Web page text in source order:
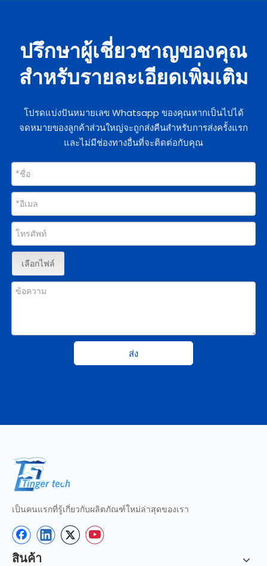
ปรึกษาผู้เชี่ยวชาญของคุณ
สำหรับรายละเอียดเพิ่มเติม
โปรดแบ่งปันหมายเลข Whatsapp ของคุณหากเป็นไปได้
จดหมายของลูกค้าส่วนใหญ่จะถูกส่งคืนสำหรับการส่งครั้งแรก
และไม่มีช่องทางอื่นที่จะติดต่อกับคุณ
เลือกไฟล์
ส่ง
เป็นคนแรกที่รู้เกี่ยวกับผลิตภัณฑ์ใหม่ล่าสุดของเรา
สินค้า